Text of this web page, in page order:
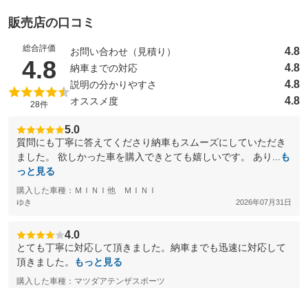
販売店の口コミ
総合評価
4.8 （5点満点中）
28件
お問い合わせ（見積り） 4.8
納車までの対応 4.8
説明の分かりやすさ 4.8
オススメ度 4.8
5.0
質問にも丁寧に答えてくださり納車もスムーズにしていただき
ました。 欲しかった車を購入できとても嬉しいです。 あり...
も
っと見る
購入した車種：ＭＩＮＩ他 ＭＩＮＩ
ゆき 2026年07月31日
4.0
とても丁寧に対応して頂きました。納車までも迅速に対応して
頂きました。
もっと見る
購入した車種：マツダアテンザスポーツ